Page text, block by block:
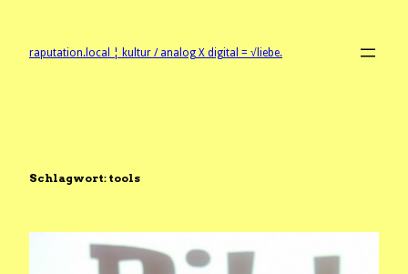
springenraputation.local ¦ kultur / analog X digital = √liebe.
Schlagwort: tools